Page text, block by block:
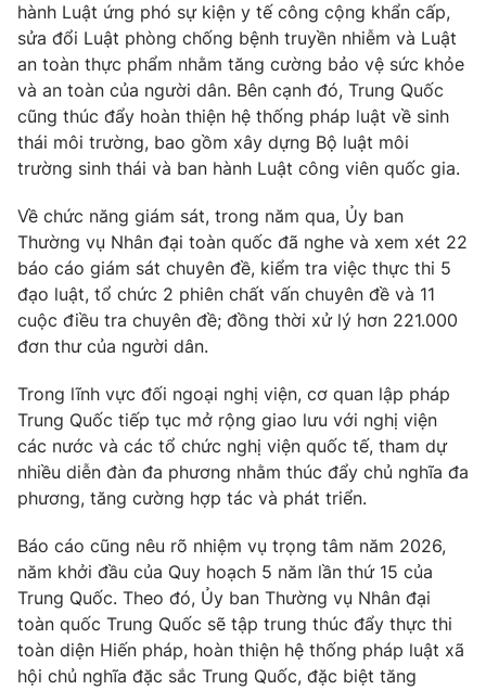
Giấy phép hoạt động báo in và báo điện tử số 483/GP-BTTTT
cấp ngày 29/12/2023
Tổng Biên tập: Vũ Thanh Thủy
Phó Tổng Biên tập:Nguyễn Thị Mỹ Hạnh, Phạm Quốc Thắng,
Nguyễn Trọng Ninh
Tổng đài VTV:024.38 355 931 - 024.38 355 932
Ðiện thoại Thời báo VTV:024.66 897 897
Email: toasoan@vtv.vn
Liên hệ quảng cáo: 024-7300.7108
® Cấm sao chép dưới mọi hình thức nếu không có sự chấp
thuận bằng văn bản. Ghi rõ nguồn VTV.vn khi phát hành lại
thông tin từ website này.
hành Luật ứng phó sự kiện y tế công cộng khẩn cấp,
sửa đổi Luật phòng chống bệnh truyền nhiễm và Luật
an toàn thực phẩm nhằm tăng cường bảo vệ sức khỏe
và an toàn của người dân. Bên cạnh đó, Trung Quốc
cũng thúc đẩy hoàn thiện hệ thống pháp luật về sinh
thái môi trường, bao gồm xây dựng Bộ luật môi
trường sinh thái và ban hành Luật công viên quốc gia.
Về chức năng giám sát, trong năm qua, Ủy ban
Thường vụ Nhân đại toàn quốc đã nghe và xem xét 22
báo cáo giám sát chuyên đề, kiểm tra việc thực thi 5
đạo luật, tổ chức 2 phiên chất vấn chuyên đề và 11
cuộc điều tra chuyên đề; đồng thời xử lý hơn 221.000
đơn thư của người dân.
Trong lĩnh vực đối ngoại nghị viện, cơ quan lập pháp
Trung Quốc tiếp tục mở rộng giao lưu với nghị viện
các nước và các tổ chức nghị viện quốc tế, tham dự
nhiều diễn đàn đa phương nhằm thúc đẩy chủ nghĩa đa
phương, tăng cường hợp tác và phát triển.
Báo cáo cũng nêu rõ nhiệm vụ trọng tâm năm 2026,
năm khởi đầu của Quy hoạch 5 năm lần thứ 15 của
Trung Quốc. Theo đó, Ủy ban Thường vụ Nhân đại
toàn quốc Trung Quốc sẽ tập trung thúc đẩy thực thi
toàn diện Hiến pháp, hoàn thiện hệ thống pháp luật xã
hội chủ nghĩa đặc sắc Trung Quốc, đặc biệt tăng